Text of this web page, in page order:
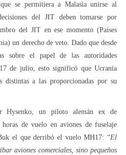
se permitiera a Malasia unirse al
del JIT deben tomarse por
del JIT en ese momento (Países
un derecho de veto. Dado que desde
sobre el papel de las autoridades
de julio, esto significó que Ucrania
distintas a las proporcionadas por su
Hysenko, un piloto alemán ex de
de vuelo en aviones de fuselaje
el que derribó el vuelo MH17: “El
aviones comerciales, sino pequeños